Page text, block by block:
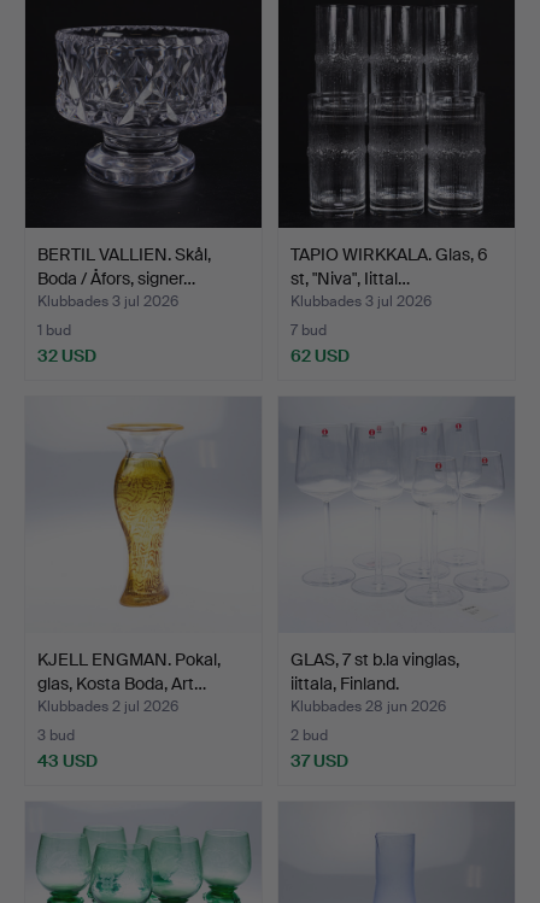
BERTIL VALLIEN. Skål,
Boda / Åfors, signer…
Klubbades 3 jul 2026
1 bud
32 USD
TAPIO WIRKKALA. Glas, 6
st, "Niva", Iittal…
Klubbades 3 jul 2026
7 bud
62 USD
KJELL ENGMAN. Pokal,
glas, Kosta Boda, Art…
Klubbades 2 jul 2026
3 bud
43 USD
GLAS, 7 st b.la vinglas,
iittala, Finland.
Klubbades 28 jun 2026
2 bud
37 USD